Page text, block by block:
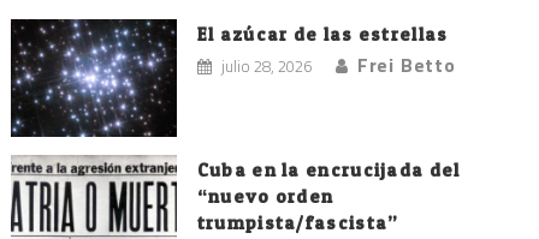
El azúcar de las estrellas
julio 28, 2026 Frei Betto
Cuba en la encrucijada del
“nuevo orden
trumpista/fascista”